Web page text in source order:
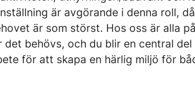
är avgörande i denna roll,
är som störst. Hos oss är alla
det behövs, och du blir en central
för att skapa en härlig miljö för